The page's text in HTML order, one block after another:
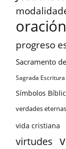
oración
progreso
Sacramento
Sagrada Escritura
Símbolos
verdades eternas
vida cristiana
virtudes